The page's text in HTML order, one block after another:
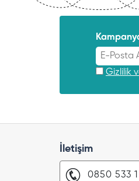
Gizlilik
İletişim
0850 533 1